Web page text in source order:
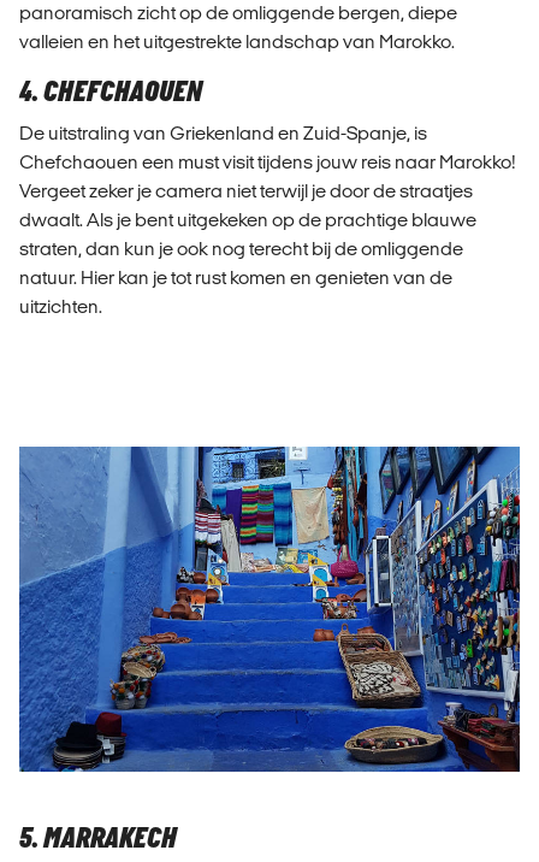
panoramisch zicht op de omliggende bergen, diepe
valleien en het uitgestrekte landschap van Marokko.
4. CHEFCHAOUEN
De uitstraling van Griekenland en Zuid-Spanje, is
Chefchaouen een must visit tijdens jouw reis naar Marokko!
Vergeet zeker je camera niet terwijl je door de straatjes
dwaalt. Als je bent uitgekeken op de prachtige blauwe
straten, dan kun je ook nog terecht bij de omliggende
natuur. Hier kan je tot rust komen en genieten van de
uitzichten.
5. MARRAKECH